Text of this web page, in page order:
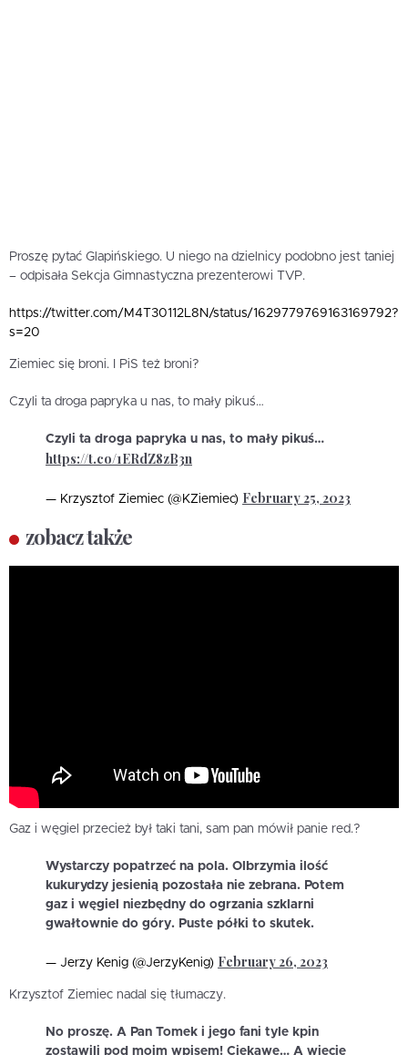
Proszę pytać Glapińskiego. U niego na dzielnicy podobno jest taniej
– odpisała Sekcja Gimnastyczna prezenterowi TVP.
https://twitter.com/M4T30112L8N/status/1629779769163169792?
s=20
Ziemiec się broni. I PiS też broni?
Czyli ta droga papryka u nas, to mały pikuś…
Czyli ta droga papryka u nas, to mały pikuś…
https://t.co/1ERdZ8zB3n
— Krzysztof Ziemiec (@KZiemiec) February 25, 2023
zobacz także
Gaz i węgiel przecież był taki tani, sam pan mówił panie red.?
Wystarczy popatrzeć na pola. Olbrzymia ilość
kukurydzy jesienią pozostała nie zebrana. Potem
gaz i węgiel niezbędny do ogrzania szklarni
gwałtownie do góry. Puste półki to skutek.
— Jerzy Kenig (@JerzyKenig) February 26, 2023
Krzysztof Ziemiec nadal się tłumaczy.
No proszę. A Pan Tomek i jego fani tyle kpin
zostawili pod moim wpisem! Ciekawe… A wiecie